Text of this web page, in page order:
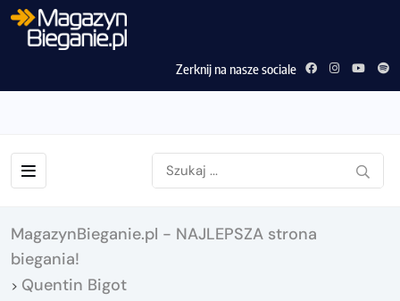
Zerknij na nasze sociale
MagazynBieganie.pl - NAJLEPSZA strona
biegania!
> Quentin Bigot